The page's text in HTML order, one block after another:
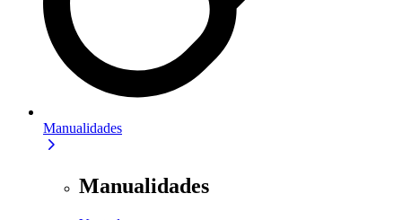
Manualidades
Manualidades